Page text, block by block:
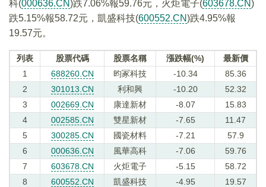
科(000636.CN)跌7.06%報59.76元，火炬電子(603678.CN)
跌5.15%報58.72元，凱盛科技(600552.CN)跌4.95%報
19.57元。
列表 股票代碼 股票名稱 漲跌幅(%)
最新價
1
688260.CN 昀冢科技 -10.34
85.36
2
301013.CN 利和興 -10.20
52.32
3
002669.CN 康達新材 -8.07
15.83
4
002585.CN 雙星新材 -7.65
11.47
5
300285.CN 國瓷材料 -7.21
57.9
6
000636.CN 風華高科 -7.06
59.76
7
603678.CN 火炬電子 -5.15
58.72
8
600552.CN 凱盛科技 -4.95 19.57